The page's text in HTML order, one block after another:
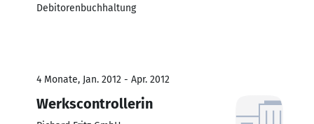
Debitorenbuchhaltung
4 Monate, Jan. 2012 - Apr. 2012
Werkscontrollerin